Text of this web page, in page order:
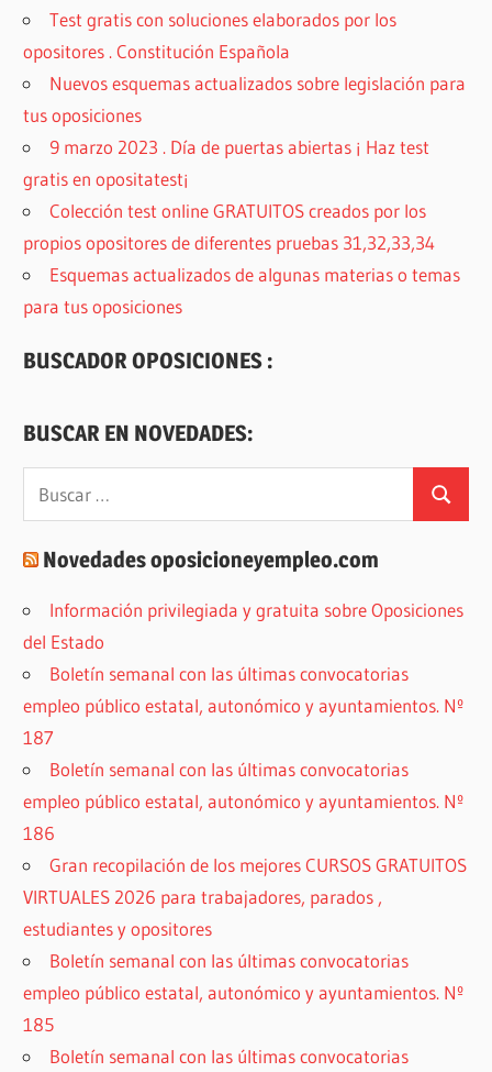
Test gratis con soluciones elaborados por los
opositores . Constitución Española
Nuevos esquemas actualizados sobre legislación para
tus oposiciones
9 marzo 2023 . Día de puertas abiertas ¡ Haz test
gratis en opositatest¡
Colección test online GRATUITOS creados por los
propios opositores de diferentes pruebas 31,32,33,34
Esquemas actualizados de algunas materias o temas
para tus oposiciones
BUSCADOR OPOSICIONES :
BUSCAR EN NOVEDADES:
Buscar:
Buscar
Novedades oposicioneyempleo.com
Información privilegiada y gratuita sobre Oposiciones
del Estado
Boletín semanal con las últimas convocatorias
empleo público estatal, autonómico y ayuntamientos. Nº
187
Boletín semanal con las últimas convocatorias
empleo público estatal, autonómico y ayuntamientos. Nº
186
Gran recopilación de los mejores CURSOS GRATUITOS
VIRTUALES 2026 para trabajadores, parados ,
estudiantes y opositores
Boletín semanal con las últimas convocatorias
empleo público estatal, autonómico y ayuntamientos. Nº
185
Boletín semanal con las últimas convocatorias